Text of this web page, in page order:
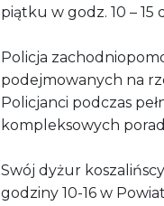
piątku w godz. 10 –
Policja
podejmowanych na
Policjanci podczas
kompleksowych
Swój dyżur
godziny 10-16 w